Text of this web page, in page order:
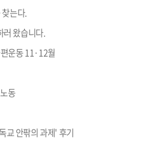
는다.
왔습니다.
운동 11·12월
동
교 안팎의 과제' 후기